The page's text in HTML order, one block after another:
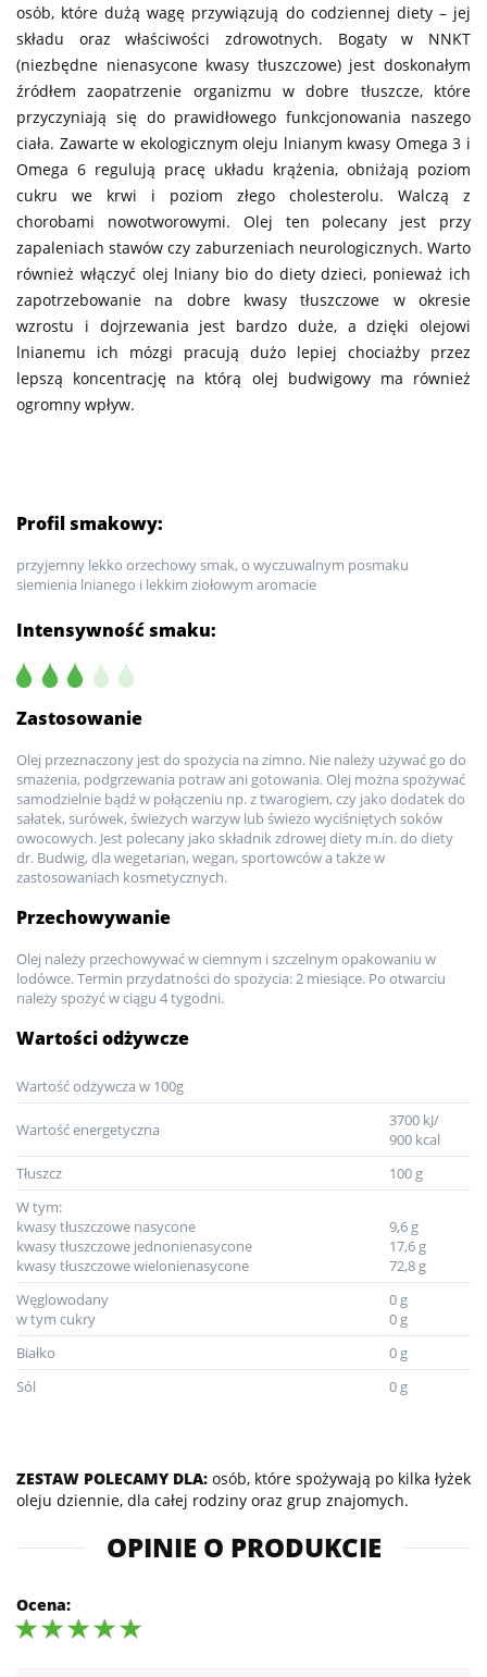
osób, które dużą wagę przywiązują do codziennej diety – jej
składu oraz właściwości zdrowotnych. Bogaty w NNKT
(niezbędne nienasycone kwasy tłuszczowe) jest doskonałym
źródłem zaopatrzenie organizmu w dobre tłuszcze, które
przyczyniają się do prawidłowego funkcjonowania naszego
ciała. Zawarte w ekologicznym oleju lnianym kwasy Omega 3 i
Omega 6 regulują pracę układu krążenia, obniżają poziom
cukru we krwi i poziom złego cholesterolu. Walczą z
chorobami nowotworowymi. Olej ten polecany jest przy
zapaleniach stawów czy zaburzeniach neurologicznych. Warto
również włączyć olej lniany bio do diety dzieci, ponieważ ich
zapotrzebowanie na dobre kwasy tłuszczowe w okresie
wzrostu i dojrzewania jest bardzo duże, a dzięki olejowi
lnianemu ich mózgi pracują dużo lepiej chociażby przez
lepszą koncentrację na którą olej budwigowy ma również
ogromny wpływ.
Profil smakowy:
przyjemny lekko orzechowy smak, o wyczuwalnym posmaku
siemienia lnianego i lekkim ziołowym aromacie
Intensywność smaku:
Zastosowanie
Olej przeznaczony jest do spożycia na zimno. Nie należy używać go do
smażenia, podgrzewania potraw ani gotowania. Olej można spożywać
samodzielnie bądź w połączeniu np. z twarogiem, czy jako dodatek do
sałatek, surówek, świeżych warzyw lub świeżo wyciśniętych soków
owocowych. Jest polecany jako składnik zdrowej diety m.in. do diety
dr. Budwig, dla wegetarian, wegan, sportowców a także w
zastosowaniach kosmetycznych.
Przechowywanie
Olej należy przechowywać w ciemnym i szczelnym opakowaniu w
lodówce. Termin przydatności do spożycia: 2 miesiące. Po otwarciu
należy spożyć w ciągu 4 tygodni.
Wartości odżywcze
Wartość odżywcza w 100g
Wartość energetyczna
3700 kJ/
900 kcal
Tłuszcz
100 g
W tym:
kwasy tłuszczowe nasycone
kwasy tłuszczowe jednonienasycone
kwasy tłuszczowe wielonienasycone
9,6 g
17,6 g
72,8 g
Węglowodany
w tym cukry
0 g
0 g
Białko
0 g
Sól
0 g
ZESTAW POLECAMY DLA: osób, które spożywają po kilka łyżek
oleju dziennie, dla całej rodziny oraz grup znajomych.
OPINIE O PRODUKCIE
Ocena: